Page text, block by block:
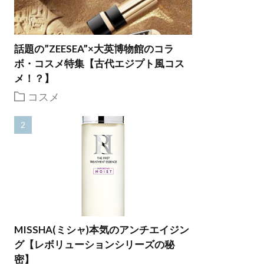
話題の”ZEESEA”×大英博物館のコラ
ボ・コスメ特集【古代エジプト風コス
メ！？】
コスメ
MISSHA(ミシャ)本気のアンチエイジン
グ【レボリューションシリーズの秘
密】